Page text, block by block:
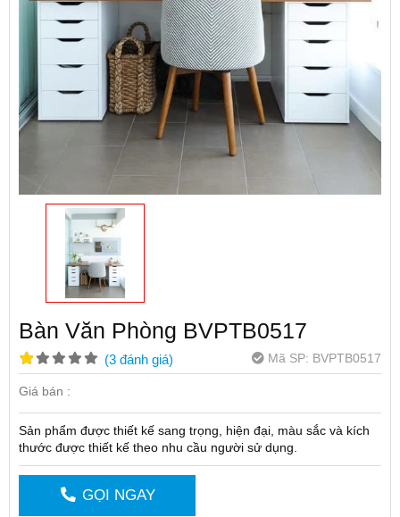
Bàn Văn Phòng BVPTB0517
(3 đánh giá) Mã SP: BVPTB0517
Giá bán :
Sản phẩm được thiết kế sang trọng, hiện đại, màu sắc và kích
thước được thiết kế theo nhu cầu người sử dụng.
GỌI NGAY